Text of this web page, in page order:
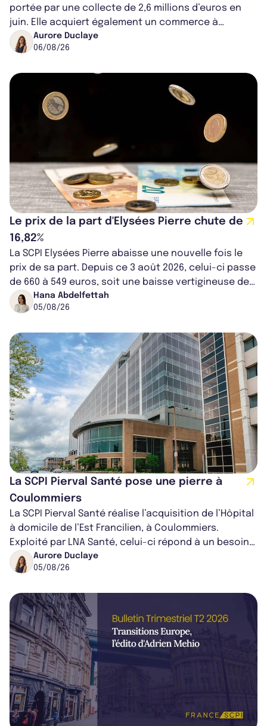
portée par une collecte de 2,6 millions d’euros en
juin. Elle acquiert également un commerce à
Worcester, place une plateforme logisti...
Aurore Duclaye
06/08/26
Le prix de la part d'Elysées Pierre chute de
16,82%
La SCPI Elysées Pierre abaisse une nouvelle fois le
prix de sa part. Depuis ce 3 août 2026, celui-ci passe
de 660 à 549 euros, soit une baisse vertigineuse de
16,82%. Cette nouvell...
Hana Abdelfettah
05/08/26
La SCPI Pierval Santé pose une pierre à
Coulommiers
La SCPI Pierval Santé réalise l’acquisition de l’Hôpital
à domicile de l’Est Francilien, à Coulommiers.
Exploité par LNA Santé, celui-ci répond à un besoin
médical croissant, qui s...
Aurore Duclaye
05/08/26